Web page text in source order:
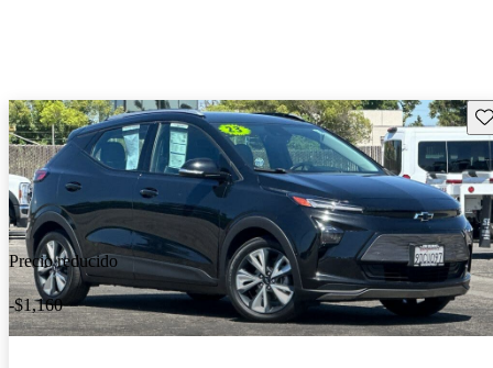
Precio reducido
-$1,160